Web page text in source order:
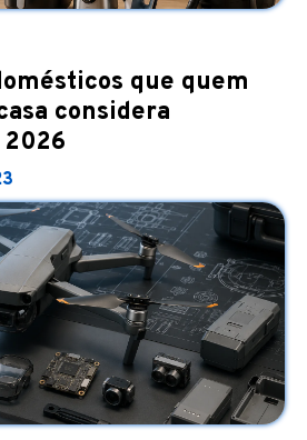
que quem
considera